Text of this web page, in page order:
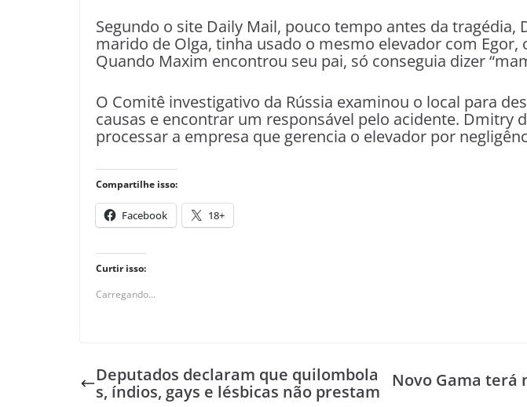
Segundo o site Daily Mail, pouco tempo antes da tragédia,
marido de Olga, tinha usado o mesmo elevador com Egor,
Quando Maxim encontrou seu pai, só conseguia dizer
O Comitê investigativo da Rússia examinou o local para
causas e encontrar um responsável pelo acidente. Dmitry
processar a empresa que gerencia o elevador por
Compartilhe isso:
Facebook 18+
Curtir isso:
Carregando...
Deputados declaram que quilombola
s, índios, gays e lésbicas não prestam
Novo Gama terá